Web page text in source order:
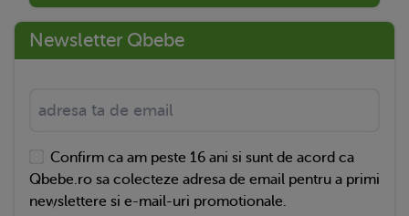
Newsletter Qbebe
Confirm ca am peste 16 ani si sunt de acord ca
Qbebe.ro sa colecteze adresa de email pentru a primi
newslettere si e-mail-uri promotionale.